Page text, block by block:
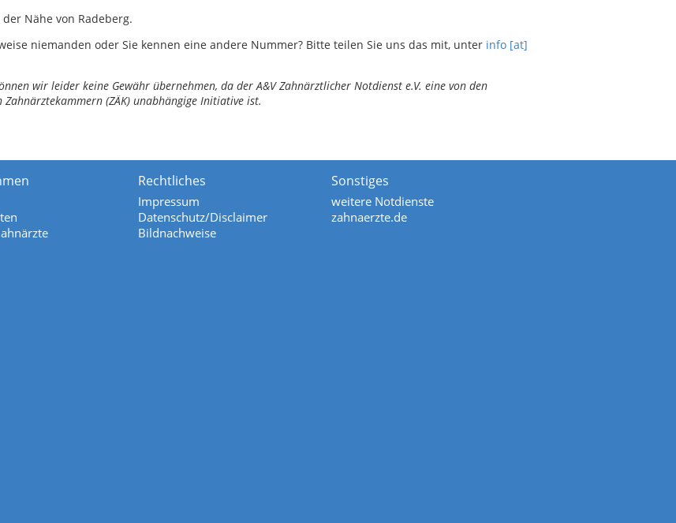
Nähe von Radeberg.
niemanden oder Sie kennen eine andere Nummer? Bitte teilen Sie uns das mit, unter info [at]
wir leider keine Gewähr übernehmen, da der A&V Zahnärztlicher Notdienst e.V. eine von den
(ZÄK) unabhängige Initiative ist.
Rechtliches
Impressum
Datenschutz/Disclaimer
Bildnachweise
Sonstiges
weitere Notdienste
zahnaerzte.de